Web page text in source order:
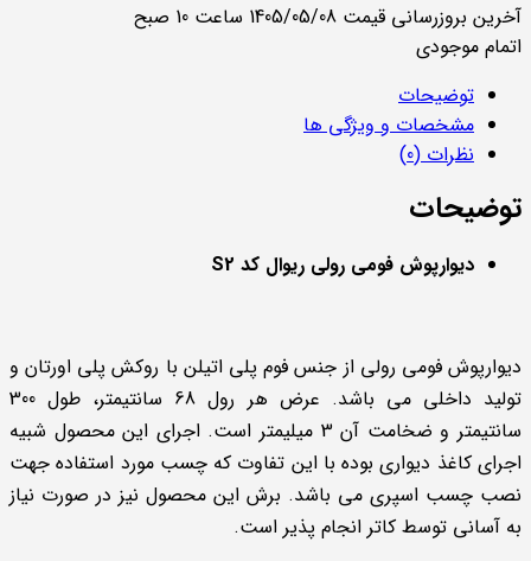
آخرین بروزرسانی قیمت 1405/05/08 ساعت 10 صبح
اتمام موجودی
توضیحات
مشخصات و ویژگی ها
نظرات (0)
توضیحات
دیوارپوش فومی رولی ریوال کد S2
دیوارپوش فومی رولی از جنس فوم پلی اتیلن با روکش پلی اورتان و
تولید داخلی می باشد. عرض هر رول 68 سانتیمتر، طول 300
سانتیمتر و ضخامت آن 3 میلیمتر است. اجرای این محصول شبیه
اجرای کاغذ دیواری بوده با این تفاوت که چسب مورد استفاده جهت
نصب چسب اسپری می باشد. برش این محصول نیز در صورت نیاز
به آسانی توسط کاتر انجام پذیر است.